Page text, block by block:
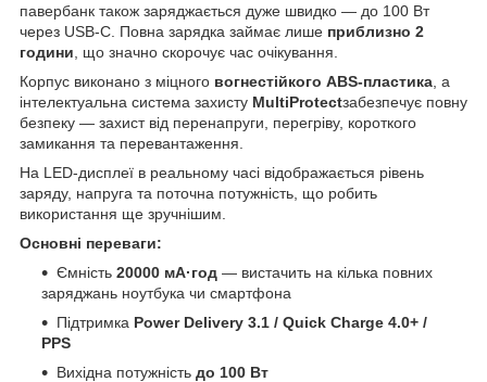
павербанк також заряджається дуже швидко — до 100 Вт
через USB-C. Повна зарядка займає лише приблизно 2
години , що значно скорочує час очікування.
Корпус виконано з міцного вогнестійкого ABS-пластика , а
інтелектуальна система захисту MultiProtectзабезпечує повну
безпеку — захист від перенапруги, перегріву, короткого
замикання та перевантаження.
На LED-дисплеї в реальному часі відображається рівень
заряду, напруга та поточна потужність, що робить
використання ще зручнішим.
Основні переваги:
Ємність 20000 мА·год — вистачить на кілька повних
заряджань ноутбука чи смартфона
Підтримка Power Delivery 3.1 / Quick Charge 4.0+ /
PPS
Вихідна потужність до 100 Вт